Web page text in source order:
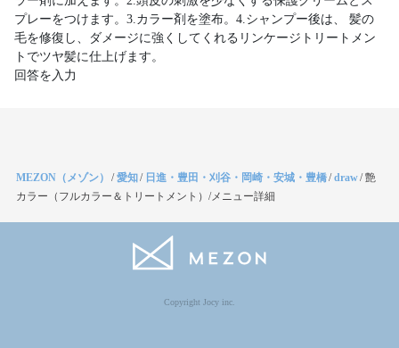
プレーをつけます。3.カラー剤を塗布。4.シャンプー後は、 髪の
毛を修復し、ダメージに強くしてくれるリンケージトリートメン
トでツヤ髪に仕上げます。
MEZON（メゾン） /愛知/ 日進・豊田・刈谷・岡崎・安城・豊橋/draw/艶
カラー（フルカラー＆トリートメント）/メニュー詳細
Copyright Jocy inc.